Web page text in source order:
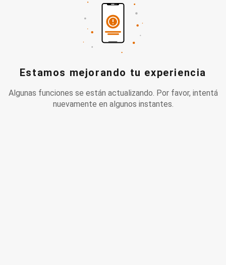
Estamos mejorando tu experiencia
Algunas funciones se están actualizando. Por favor, intentá
nuevamente en algunos instantes.